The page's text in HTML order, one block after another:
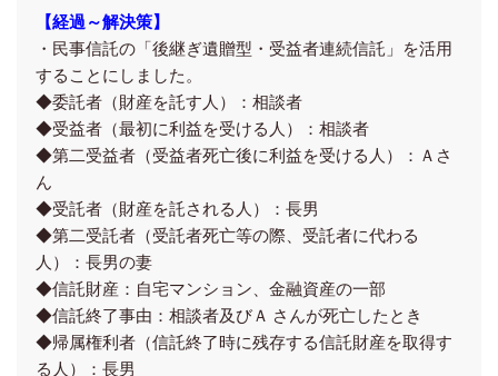
【経過～解決策】
・民事信託の「後継ぎ遺贈型・受益者連続信託」を活用
することにしました。
◆委託者（財産を託す人）：相談者
◆受益者（最初に利益を受ける人）：相談者
◆第二受益者（受益者死亡後に利益を受ける人）：Ａさ
ん
◆受託者（財産を託される人）：長男
◆第二受託者（受託者死亡等の際、受託者に代わる
人）：長男の妻
◆信託財産：自宅マンション、金融資産の一部
◆信託終了事由：相談者及びＡ さんが死亡したとき
◆帰属権利者（信託終了時に残存する信託財産を取得す
る人）：長男